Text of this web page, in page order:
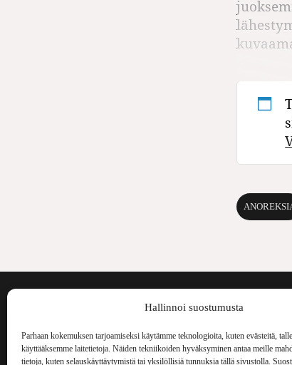
Hallinnoi suostumusta
Parhaan kokemuksen tarjoamiseksi käytämme teknologioita, kuten evästeitä,
käyttääksemme laitetietoja. Näiden tekniikoiden hyväksyminen antaa meille
tietoja, kuten selauskäyttäytymistä tai yksilöllisiä tunnuksia tällä sivustolla.
Voima Kustannus
Vellamonkatu 30 B 3 krs.
Voima
aiheita
ilmestynyt